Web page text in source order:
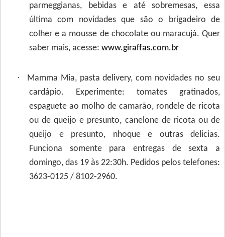
parmeggianas, bebidas e até sobremesas, essa
última com novidades que são o brigadeiro de
colher e a mousse de chocolate ou maracujá. Quer
saber mais, acesse: www.giraffas.com.br
·
Mamma Mia, pasta delivery, com novidades no seu
cardápio. Experimente: tomates gratinados,
espaguete ao molho de camarão, rondele de ricota
ou de queijo e presunto, canelone de ricota ou de
queijo e presunto, nhoque e outras delicias.
Funciona somente para entregas de sexta a
domingo, das 19 às 22:30h. Pedidos pelos telefones:
3623-0125 / 8102-2960.